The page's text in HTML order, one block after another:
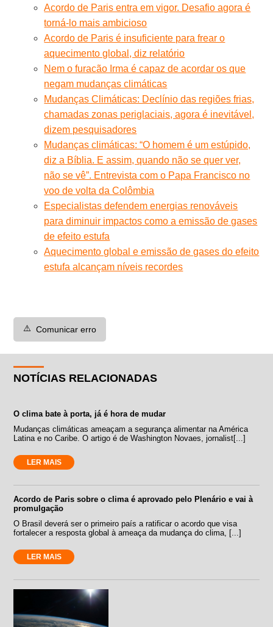
Acordo de Paris entra em vigor. Desafio agora é
torná-lo mais ambicioso
Acordo de Paris é insuficiente para frear o
aquecimento global, diz relatório
Nem o furacão Irma é capaz de acordar os que
negam mudanças climáticas
Mudanças Climáticas: Declínio das regiões frias,
chamadas zonas periglaciais, agora é inevitável,
dizem pesquisadores
Mudanças climáticas: “O homem é um estúpido,
diz a Bíblia. E assim, quando não se quer ver,
não se vê”. Entrevista com o Papa Francisco no
voo de volta da Colômbia
Especialistas defendem energias renováveis
para diminuir impactos como a emissão de gases
de efeito estufa
Aquecimento global e emissão de gases do efeito
estufa alcançam níveis recordes
⚠️ Comunicar erro
NOTÍCIAS RELACIONADAS
O clima bate à porta, já é hora de mudar
Mudanças climáticas ameaçam a segurança alimentar na América
Latina e no Caribe. O artigo é de Washington Novaes, jornalist[...]
LER MAIS
Acordo de Paris sobre o clima é aprovado pelo Plenário e vai à
promulgação
O Brasil deverá ser o primeiro país a ratificar o acordo que visa
fortalecer a resposta global à ameaça da mudança do clima, [...]
LER MAIS